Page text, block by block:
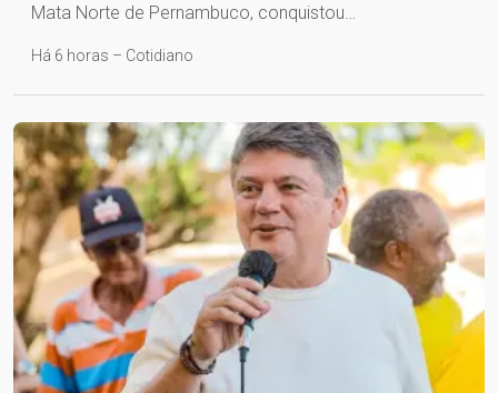
Mata Norte de Pernambuco, conquistou…
Há 6 horas – Cotidiano